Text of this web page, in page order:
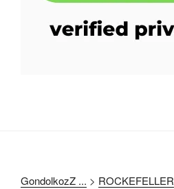
GondolkozZ ... > ROCKEFELLER